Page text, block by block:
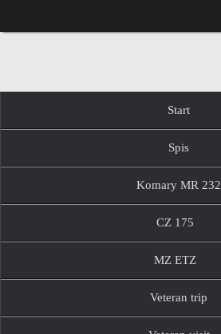
do
treści
Start
Spis
Komary MR 232
CZ 175
MZ ETZ
Veteran trip